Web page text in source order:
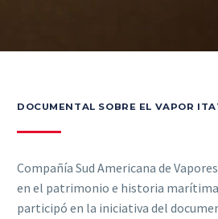
DOCUMENTAL SOBRE EL VAPOR
Compañía Sud Americana de
en el patrimonio e historia marítima
participó en la iniciativa del